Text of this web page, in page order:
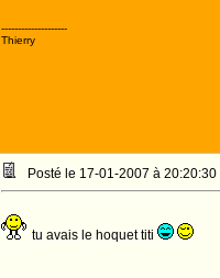
--------------------
Thierry
Posté le 17-01-2007 à 20:20:30
tu avais le hoquet titi